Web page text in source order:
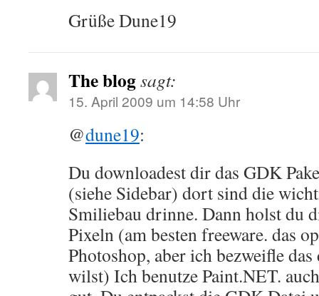
Grüße Dune19
The blogsagt:
15. April 2009 um 14:58 Uhr
@dune19:
Du downloadest dir das GDK
(siehe Sidebar) dort sind die
Smiliebau drinne. Dann holst du
Pixeln (am besten freeware. das
Photoshop, aber ich bezweifle
wilst) Ich benutze Paint.NET.